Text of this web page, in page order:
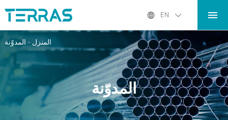
EN
المنزل
المنتجات
التطبيقات
المدوّنة
عنا نحن
المنزل - المدوّنة
المدوّنة